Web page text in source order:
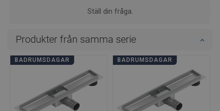
Ställ din fråga.
Produkter från samma serie
BADRUMSDAGAR BADRUMSDAGAR